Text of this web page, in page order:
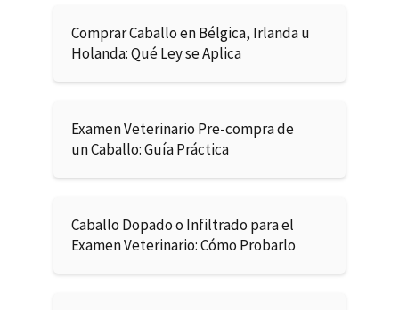
Comprar Caballo en Bélgica, Irlanda u
Holanda: Qué Ley se Aplica
Examen Veterinario Pre-compra de
un Caballo: Guía Práctica
Caballo Dopado o Infiltrado para el
Examen Veterinario: Cómo Probarlo